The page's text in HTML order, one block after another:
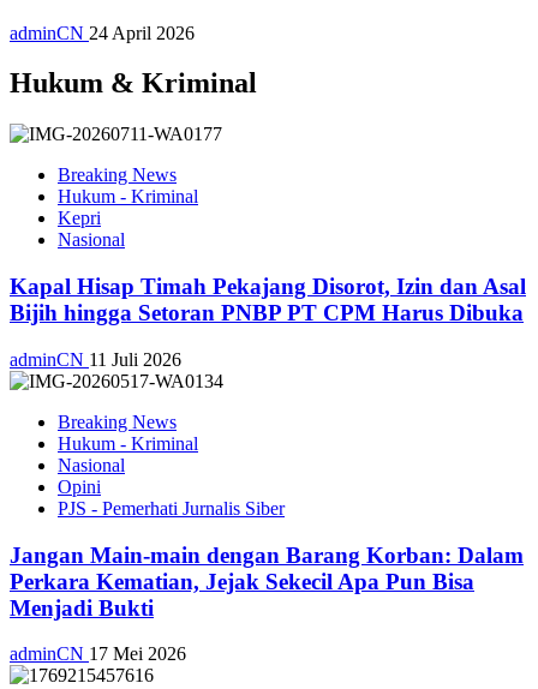
adminCN 24 April 2026
Hukum & Kriminal
Breaking News
Hukum - Kriminal
Kepri
Nasional
Kapal Hisap Timah Pekajang Disorot, Izin dan Asal
Bijih hingga Setoran PNBP PT CPM Harus Dibuka
adminCN 11 Juli 2026
Breaking News
Hukum - Kriminal
Nasional
Opini
PJS - Pemerhati Jurnalis Siber
Jangan Main-main dengan Barang Korban: Dalam
Perkara Kematian, Jejak Sekecil Apa Pun Bisa
Menjadi Bukti
adminCN 17 Mei 2026